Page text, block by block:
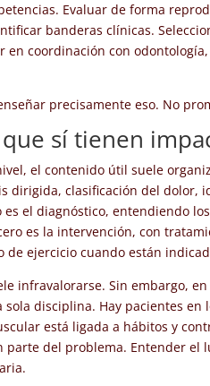
Evaluar de forma
banderas clínicas.
en coordinación con
precisamente eso. No
sí tienen
el contenido útil suele
dirigida, clasificación del dolor,
es el diagnóstico, entendiendo
es la intervención, con
de ejercicio cuando están
infravalorarse. Sin embargo,
sola disciplina. Hay pacientes
está ligada a hábitos y
parte del problema. Entender